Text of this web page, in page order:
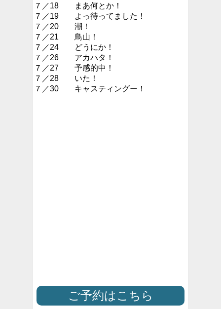
７／18 まあ何とか！
７／19 よっ待ってました！
７／20 潮！
７／21 鳥山！
７／24 どうにか！
７／26 アカハタ！
７／27 予感的中！
７／28 いた！
７／30 キャスティングー！
ご予約はこちら